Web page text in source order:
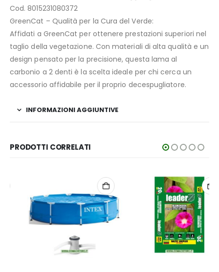
Cod. 8015231080372
GreenCat – Qualità per la Cura del Verde:
Affidati a GreenCat per ottenere prestazioni superiori nel
taglio della vegetazione. Con materiali di alta qualità e un
design pensato per la precisione, questa lama al
carbonio a 2 denti è la scelta ideale per chi cerca un
accessorio affidabile per il proprio decespugliatore.
INFORMAZIONI AGGIUNTIVE
PRODOTTI CORRELATI